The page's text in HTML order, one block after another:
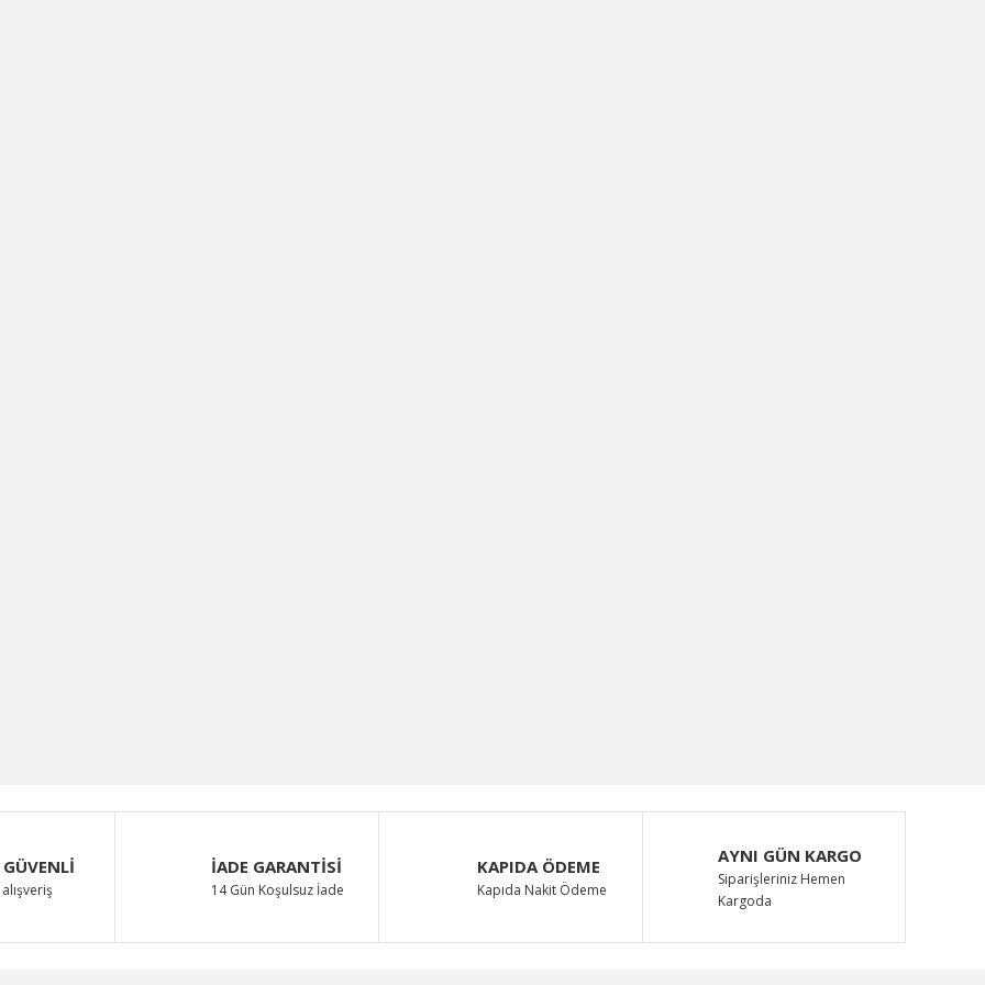
İADE GARANTİSİ
14 Gün Koşulsuz İade
KAPIDA ÖDEME
Kapıda Nakit Ödeme
AYNI GÜN KARGO
Siparişleriniz Hemen
Kargoda